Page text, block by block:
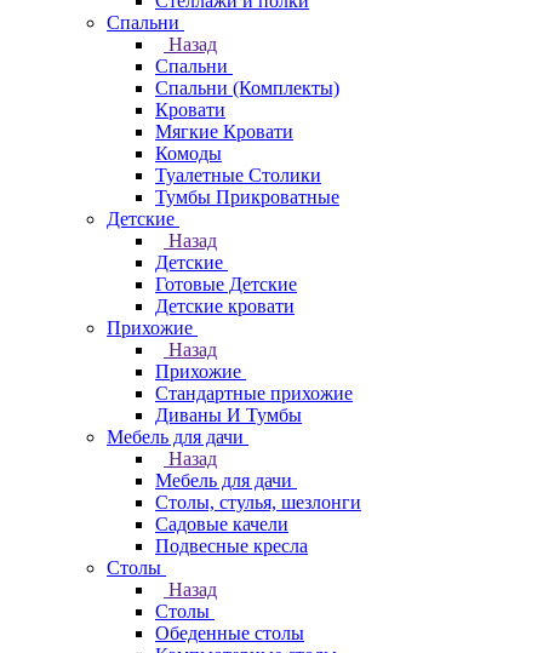
Спальни
Назад
Спальни
Спальни (Комплекты)
Кровати
Мягкие Кровати
Комоды
Туалетные Столики
Тумбы Прикроватные
Детские
Назад
Детские
Готовые Детские
Детские кровати
Прихожие
Назад
Прихожие
Стандартные прихожие
Диваны И Тумбы
Мебель для дачи
Назад
Мебель для дачи
Столы, стулья, шезлонги
Садовые качели
Подвесные кресла
Столы
Назад
Столы
Обеденные столы